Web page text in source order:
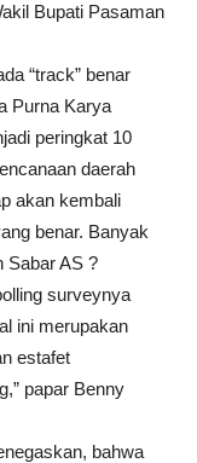
Bupati Pasaman
“track” benar
Purna Karya
peringkat 10
daerah
akan kembali
benar. Banyak
Sabar AS ?
surveynya
ini merupakan
estafet
papar Benny
bahwa